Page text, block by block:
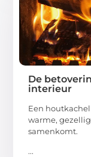
De
interieur
Een
warme,
samenkomt.
...